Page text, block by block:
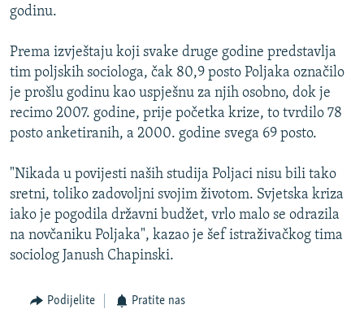
RSE PRIČE IZ SVIJETA
ISPRIČAJ MI
DNEVNO@RSE
SPECIJALI RSE
VIŠE OD NASLOVA
POPLAVE I KLIZIŠTA U BIH 2024.
TV LIBERTY
POST SCRIPTUM
TRI DECENIJE OD RATA U BIH
Sve RFE/RL stranice
godinu.
Prema izvještaju koji svake druge godine predstavlja
tim poljskih sociologa, čak 80,9 posto Poljaka označilo
je prošlu godinu kao uspješnu za njih osobno, dok je
recimo 2007. godine, prije početka krize, to tvrdilo 78
posto anketiranih, a 2000. godine svega 69 posto.
"Nikada u povijesti naših studija Poljaci nisu bili tako
sretni, toliko zadovoljni svojim životom. Svjetska kriza
iako je pogodila državni budžet, vrlo malo se odrazila
na novčaniku Poljaka", kazao je šef istraživačkog tima
sociolog Janush Chapinski.
Podijelite Pratite nas